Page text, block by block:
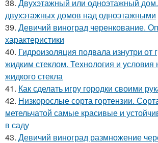
38. Двухэтажный или одноэтажный
двухэтажных домов над одноэтажными
39. Девичий виноград черенкование.
характеристики
40. Гидроизоляция подвала изнутри от
жидким стеклом. Технология и условия
жидкого стекла
41. Как сделать игру городки своими
42. Низкорослые сорта гортензии.
метельчатой самые красивые и
в саду
43. Девичий виноград размножение